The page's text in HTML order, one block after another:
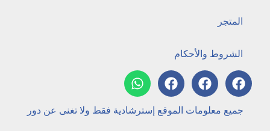
المتجر
الشروط والأحكام
جميع معلومات الموقع إسترشادية فقط ولا تغنى عن دور